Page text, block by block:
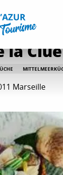
Alle Restaurants
la Clue
Marseille